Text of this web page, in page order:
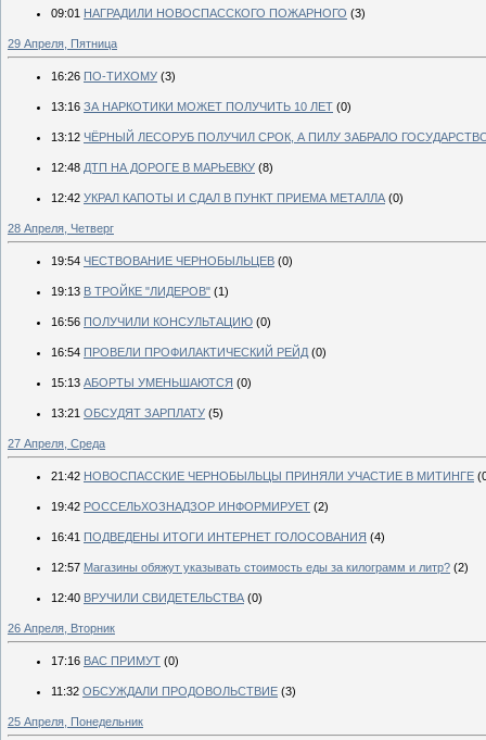
09:01 НАГРАДИЛИ НОВОСПАССКОГО ПОЖАРНОГО (3)
29 Апреля, Пятница
16:26 ПО-ТИХОМУ (3)
13:16 ЗА НАРКОТИКИ МОЖЕТ ПОЛУЧИТЬ 10 ЛЕТ (0)
13:12 ЧЁРНЫЙ ЛЕСОРУБ ПОЛУЧИЛ СРОК, А ПИЛУ ЗАБРАЛО
12:48 ДТП НА ДОРОГЕ В МАРЬЕВКУ (8)
12:42 УКРАЛ КАПОТЫ И СДАЛ В ПУНКТ ПРИЕМА МЕТАЛЛА (0)
28 Апреля, Четверг
19:54 ЧЕСТВОВАНИЕ ЧЕРНОБЫЛЬЦЕВ (0)
19:13 В ТРОЙКЕ "ЛИДЕРОВ" (1)
16:56 ПОЛУЧИЛИ КОНСУЛЬТАЦИЮ (0)
16:54 ПРОВЕЛИ ПРОФИЛАКТИЧЕСКИЙ РЕЙД (0)
15:13 АБОРТЫ УМЕНЬШАЮТСЯ (0)
13:21 ОБСУДЯТ ЗАРПЛАТУ (5)
27 Апреля, Среда
21:42 НОВОСПАССКИЕ ЧЕРНОБЫЛЬЦЫ ПРИНЯЛИ УЧАСТИЕ В МИТИНГЕ
19:42 РОССЕЛЬХОЗНАДЗОР ИНФОРМИРУЕТ (2)
16:41 ПОДВЕДЕНЫ ИТОГИ ИНТЕРНЕТ ГОЛОСОВАНИЯ (4)
12:57 Магазины обяжут указывать стоимость еды за килограмм и литр? (2)
12:40 ВРУЧИЛИ СВИДЕТЕЛЬСТВА (0)
26 Апреля, Вторник
17:16 ВАС ПРИМУТ (0)
11:32 ОБСУЖДАЛИ ПРОДОВОЛЬСТВИЕ (3)
25 Апреля, Понедельник